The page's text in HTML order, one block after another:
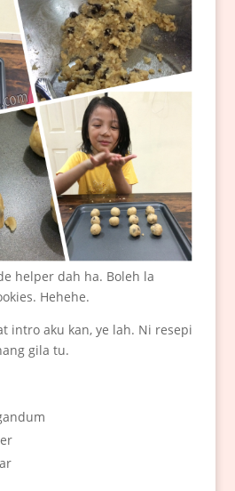
helper dah ha. Boleh la
Hehehe.
intro aku kan, ye lah. Ni resepi
gila tu.